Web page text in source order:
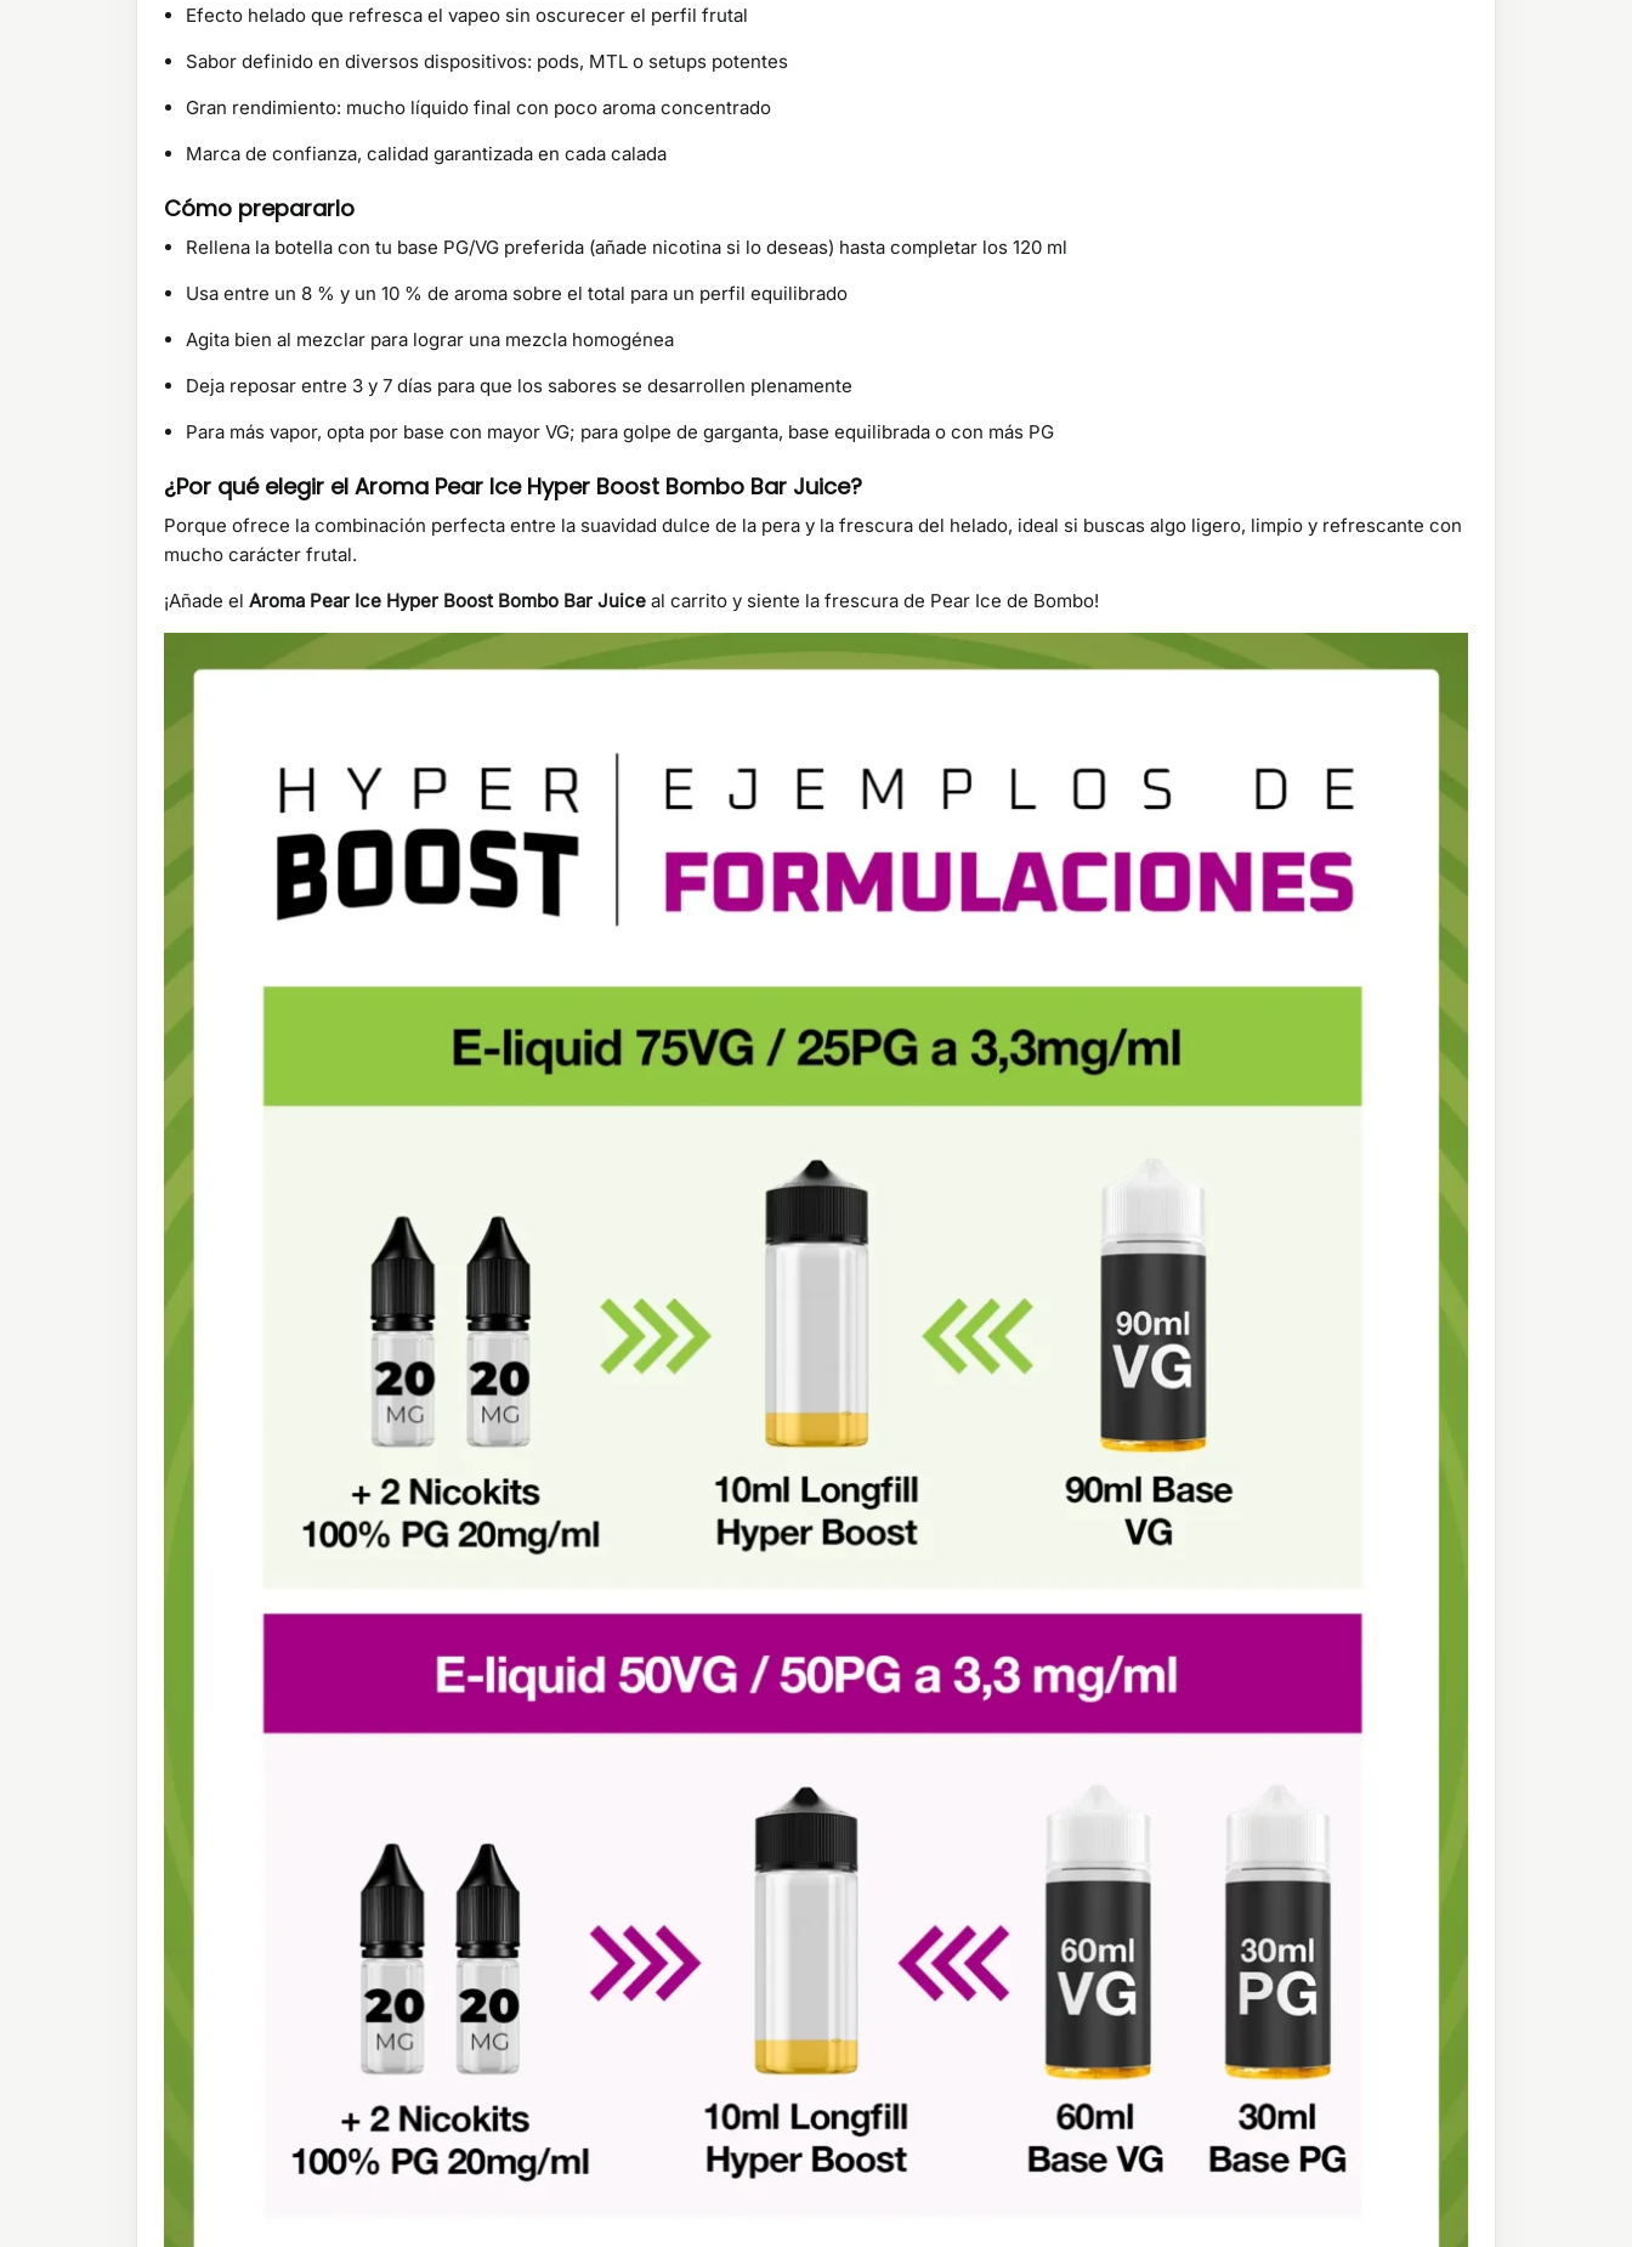
Efecto helado que refresca el vapeo sin oscurecer el perfil frutal
Sabor definido en diversos dispositivos: pods, MTL o setups potentes
Gran rendimiento: mucho líquido final con poco aroma concentrado
Marca de confianza, calidad garantizada en cada calada
Cómo prepararlo
Rellena la botella con tu base PG/VG preferida (añade nicotina si lo deseas) hasta completar los 120 ml
Usa entre un 8 % y un 10 % de aroma sobre el total para un perfil equilibrado
Agita bien al mezclar para lograr una mezcla homogénea
Deja reposar entre 3 y 7 días para que los sabores se desarrollen plenamente
Para más vapor, opta por base con mayor VG; para golpe de garganta, base equilibrada o con más PG
¿Por qué elegir el Aroma Pear Ice Hyper Boost Bombo Bar Juice?
Porque ofrece la combinación perfecta entre la suavidad dulce de la pera y la frescura del helado, ideal si buscas algo ligero, limpio y refrescante con
mucho carácter frutal.
¡Añade el Aroma Pear Ice Hyper Boost Bombo Bar Juice al carrito y siente la frescura de Pear Ice de Bombo!